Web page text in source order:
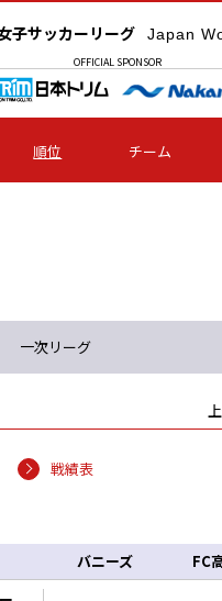
子サッカーリーグ Japan
OFFICIAL SPONSOR
順位 チーム
一次リーグ
戦績表
バニーズ FC